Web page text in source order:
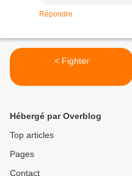
Répondre
< Fighter
Hébergé par Overblog
Top articles
Pages
Contact